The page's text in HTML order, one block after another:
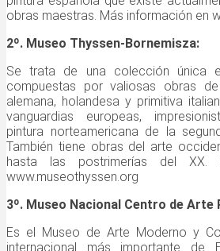
obras maestras. Más información en
2º. Museo Thyssen-Bornemisza:
Se trata de una colección única
compuestas por valiosas obras
alemana, holandesa y primitiva
vanguardias europeas,
pintura norteamericana de la
También tiene obras del arte
hasta las postrimerías del XX.
www.museothyssen.org
3º. Museo Nacional Centro de Arte
Es el Museo de Arte Moderno y
internacional más importante de